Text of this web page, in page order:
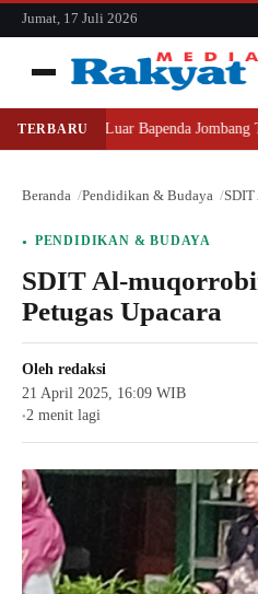
konten
Jumat, 17 Juli 2026
Menu
Cari
TERBARU
Pihak Luar Bapenda Jombang
Beranda Pendidikan & Budaya SDIT
PENDIDIKAN & BUDAYA
SDIT Al-
Petugas Upacara
Oleh redaksi
21 April 2025, 16:09 WIB
●2 menit lagi